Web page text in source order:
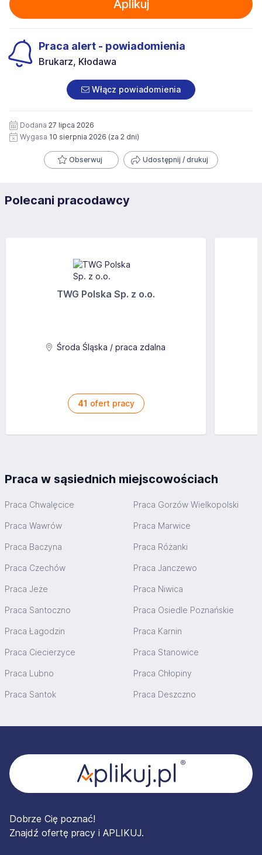
Aplikuj
Praca alert - powiadomienia
Brukarz, Kłodawa
Włącz powiadomienia
Dodana 27 lipca 2026
Wygasa 10 sierpnia 2026 (za 2 dni)
Obserwuj Udostępnij / drukuj
Polecani pracodawcy
TWG Polska Sp. z o.o.
Środa Śląska / praca zdalna
41 ofert pracy
Praca w sąsiednich miejscowościach
Praca Chwalęcice Praca Gorzów Wielkopolski
Praca Wawrów Praca Marwice
Praca Baczyna Praca Różanki
Praca Czechów Praca Janczewo
Praca Jeże Praca Niwica
Praca Santoczno Praca Osiedle Poznańskie
Praca Łagodzin Praca Karnin
Praca Ciecierzyce Praca Stanowice
Praca Lubno Praca Chłopiny
Praca Santok Praca Deszczno
Dobrze Cię poznać!
Znajdź ofertę pracy i APLIKUJ.